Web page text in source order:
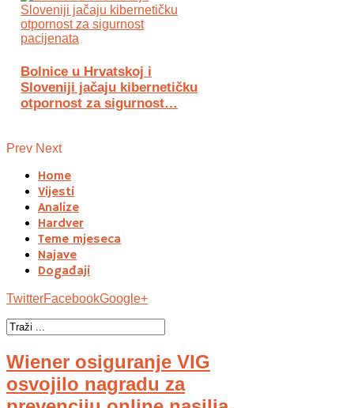
Bolnice u Hrvatskoj i
Sloveniji jačaju kibernetičku
otpornost za sigurnost…
Prev Next
Home
Vijesti
Analize
Hardver
Teme mjeseca
Najave
Događaji
TwitterFacebookGoogle+
Wiener osiguranje VIG
osvojilo nagradu za